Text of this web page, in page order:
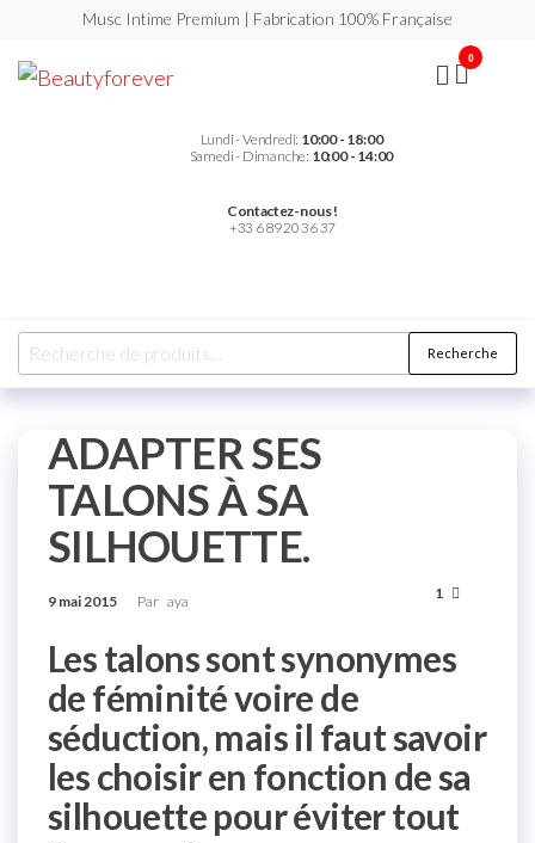
Musc Intime Premium | Fabrication 100% Française
Lundi - Vendredi: 10:00 - 18:00
Samedi - Dimanche: 10:00 - 14:00
Contactez-nous !
+33 6 89 20 36 37
0
Recherche
ADAPTER SES
TALONS À SA
SILHOUETTE.
9 mai 2015 Par aya 1
Les talons sont synonymes
de féminité voire de
séduction, mais il faut savoir
les choisir en fonction de sa
silhouette pour éviter tout